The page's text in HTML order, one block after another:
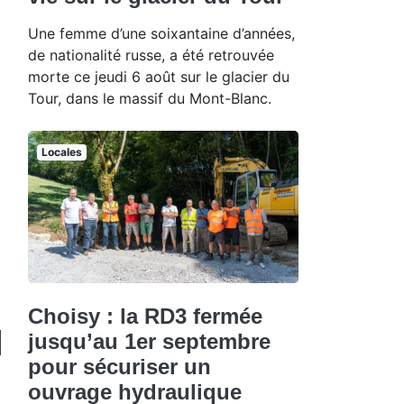
Une femme d’une soixantaine d’années,
de nationalité russe, a été retrouvée
morte ce jeudi 6 août sur le glacier du
Tour, dans le massif du Mont-Blanc.
Locales
Choisy : la RD3 fermée
jusqu’au 1er septembre
pour sécuriser un
ouvrage hydraulique